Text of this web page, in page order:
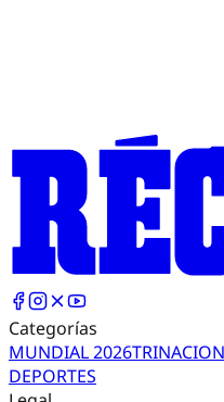
Categorías
MUNDIAL 2026TRI
DEPORTES